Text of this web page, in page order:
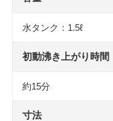
水タンク：1.5ℓ
初動沸き上がり時間
約15分
寸法